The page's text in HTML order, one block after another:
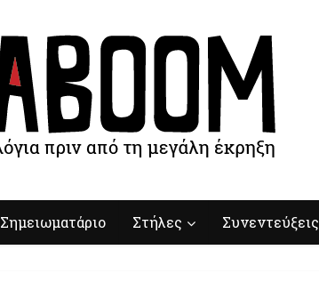
Σημειωματάριο Στήλες Συνεντεύξεις